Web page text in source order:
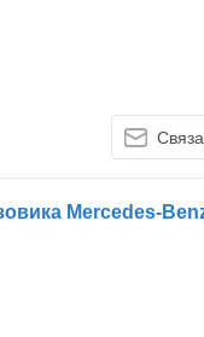
Mercedes-